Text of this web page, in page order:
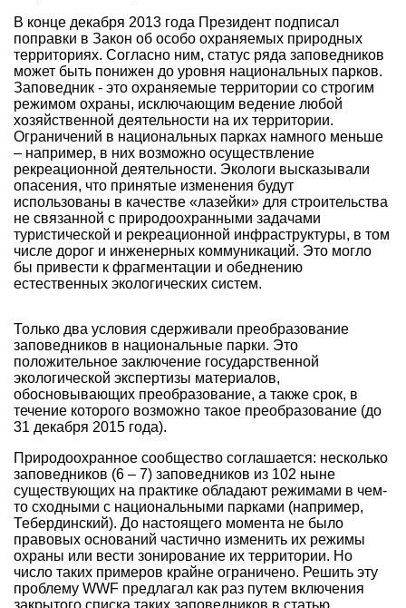
В конце декабря 2013 года Президент подписал
поправки в Закон об особо охраняемых природных
территориях. Согласно ним, статус ряда заповедников
может быть понижен до уровня национальных парков.
Заповедник - это охраняемые территории со строгим
режимом охраны, исключающим ведение любой
хозяйственной деятельности на их территории.
Ограничений в национальных парках намного меньше
– например, в них возможно осуществление
рекреационной деятельности. Экологи высказывали
опасения, что принятые изменения будут
использованы в качестве «лазейки» для строительства
не связанной с природоохранными задачами
туристической и рекреационной инфраструктуры, в том
числе дорог и инженерных коммуникаций. Это могло
бы привести к фрагментации и обеднению
естественных экологических систем.
Только два условия сдерживали преобразование
заповедников в национальные парки. Это
положительное заключение государственной
экологической экспертизы материалов,
обосновывающих преобразование, а также срок, в
течение которого возможно такое преобразование (до
31 декабря 2015 года).
Природоохранное сообщество соглашается: несколько
заповедников (6 – 7) заповедников из 102 ныне
существующих на практике обладают режимами в чем-
то сходными с национальными парками (например,
Тебердинский). До настоящего момента не было
правовых оснований частично изменить их режимы
охраны или вести зонирование их территории. Но
число таких примеров крайне ограничено. Решить эту
проблему WWF предлагал как раз путем включения
закрытого списка таких заповедников в статью,